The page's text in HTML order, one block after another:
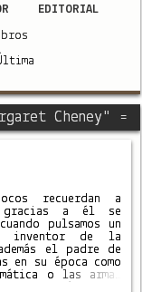
EDITORIAL
Cheney" =
recuerdan a
gracias a él se
pulsamos un
inventor de la
el padre de
su época como
o las armas